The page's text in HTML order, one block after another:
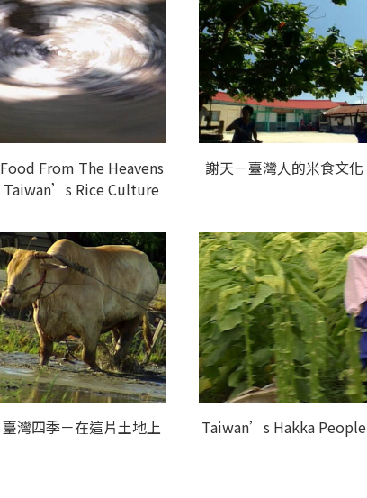
Food From The Heavens
Taiwan’s Rice Culture
謝天－臺灣人的米食文化
臺灣四季－在這片土地上 Taiwan’s Hakka People